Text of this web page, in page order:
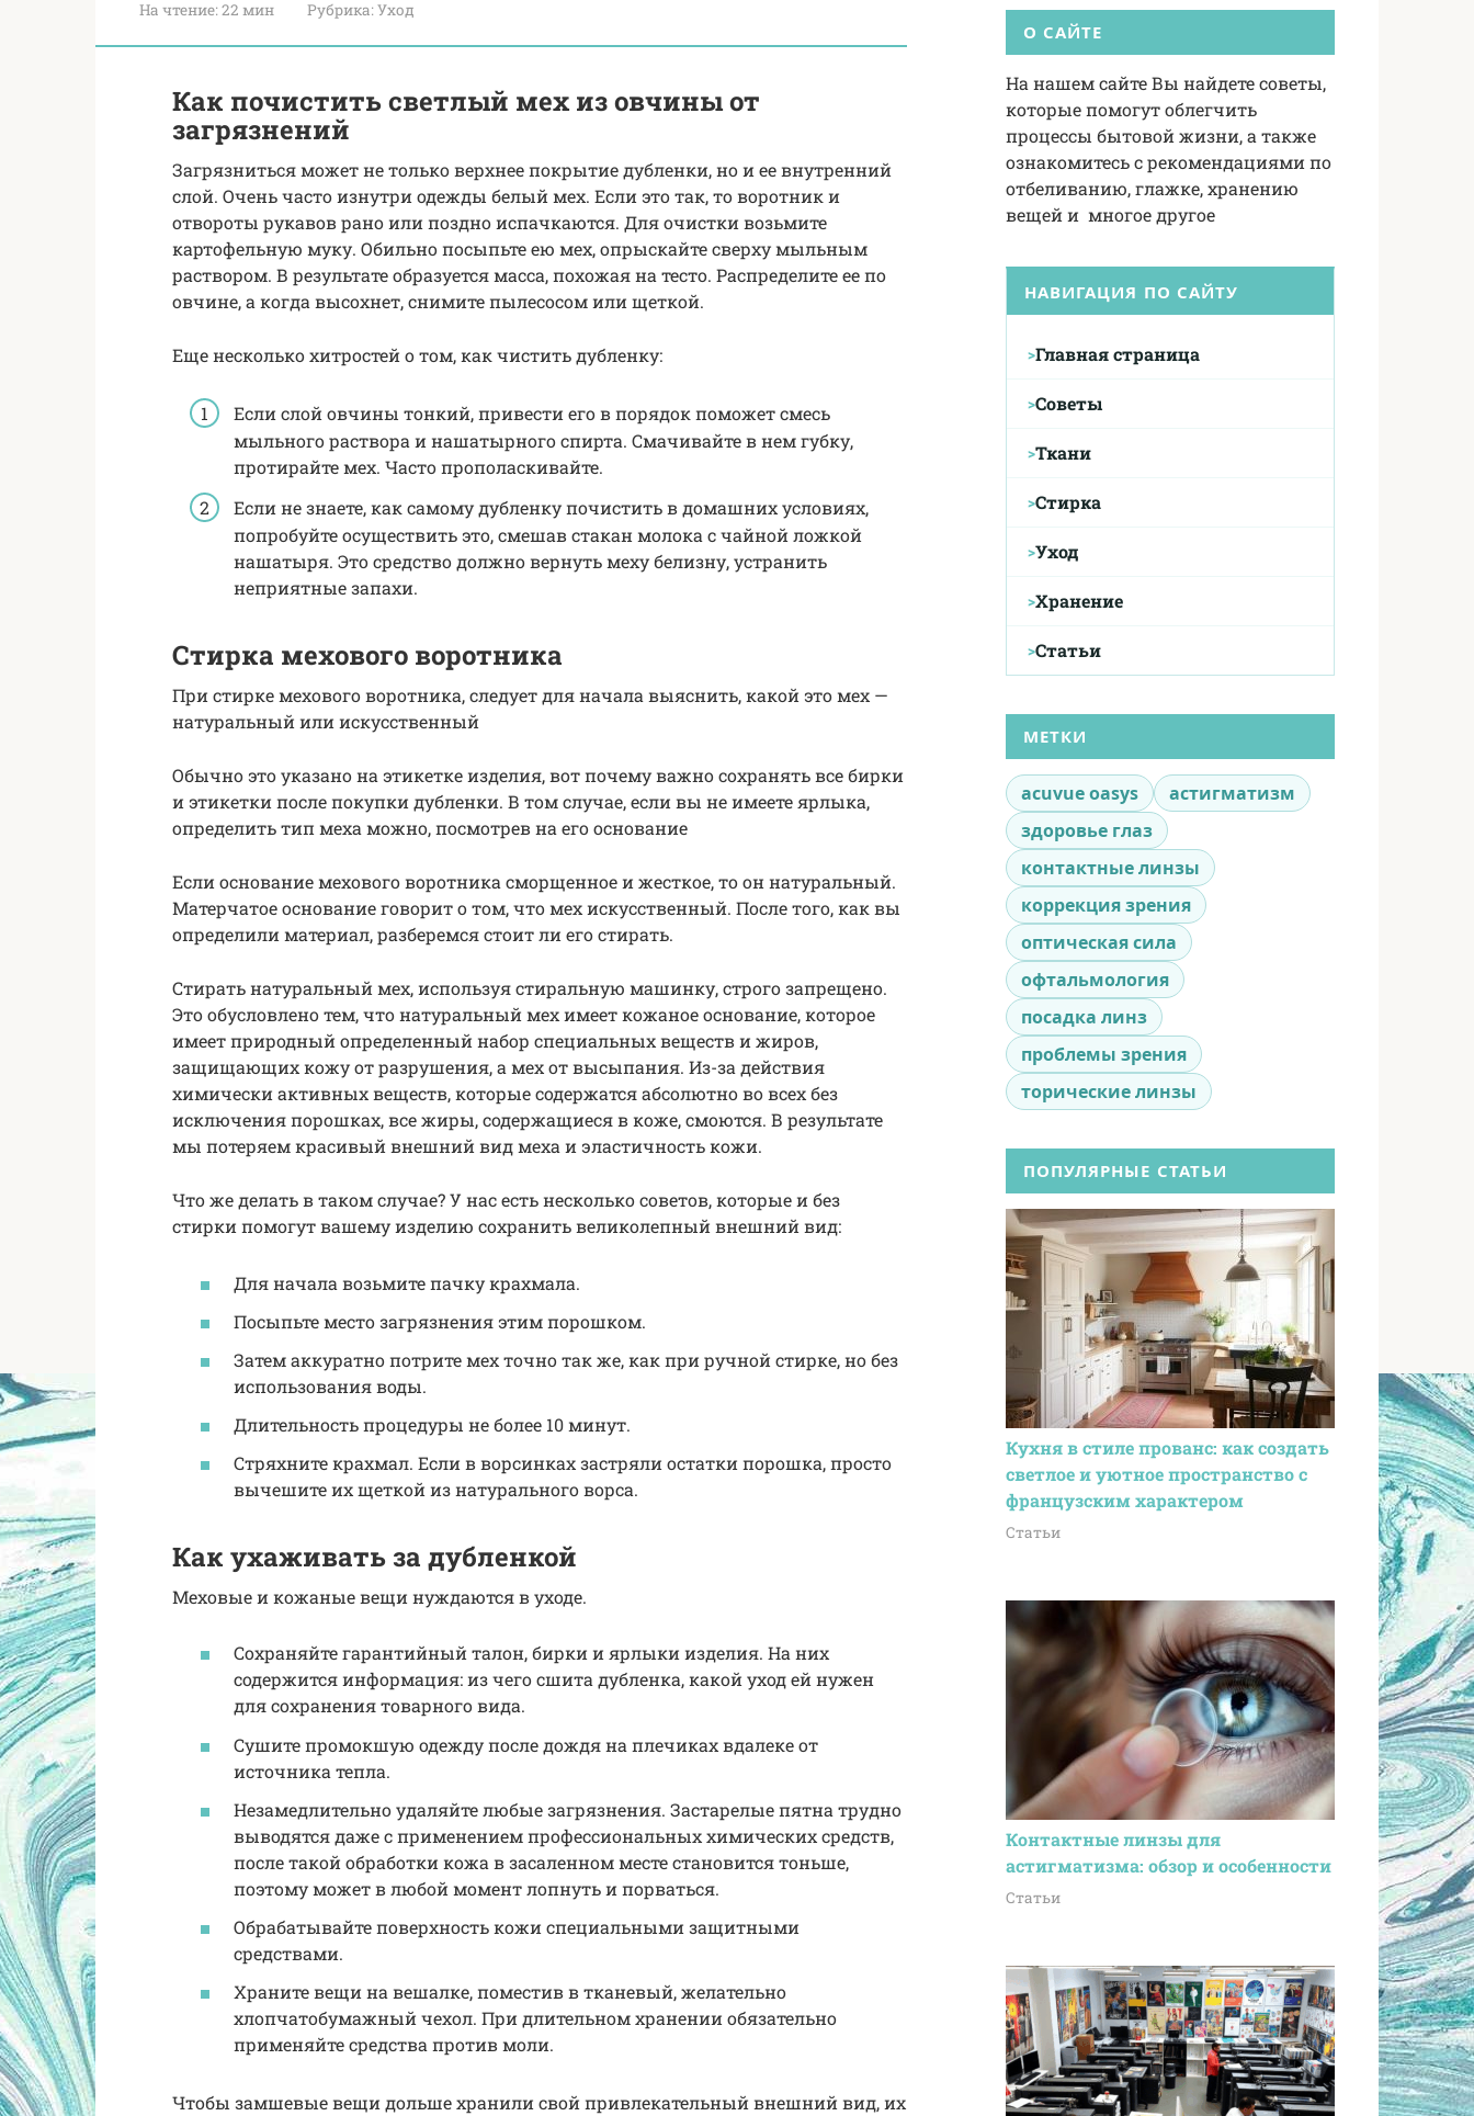
На чтение:22 мин Рубрика:Уход
Как почистить светлый мех из овчины от
загрязнений
Загрязниться может не только верхнее покрытие дубленки, но и ее внутренний
слой. Очень часто изнутри одежды белый мех. Если это так, то воротник и
отвороты рукавов рано или поздно испачкаются. Для очистки возьмите
картофельную муку. Обильно посыпьте ею мех, опрыскайте сверху мыльным
раствором. В результате образуется масса, похожая на тесто. Распределите ее по
овчине, а когда высохнет, снимите пылесосом или щеткой.
Еще несколько хитростей о том, как чистить дубленку:
Если слой овчины тонкий, привести его в порядок поможет смесь
мыльного раствора и нашатырного спирта. Смачивайте в нем губку,
протирайте мех. Часто прополаскивайте.
Если не знаете, как самому дубленку почистить в домашних условиях,
попробуйте осуществить это, смешав стакан молока с чайной ложкой
нашатыря. Это средство должно вернуть меху белизну, устранить
неприятные запахи.
Стирка мехового воротника
При стирке мехового воротника, следует для начала выяснить, какой это мех —
натуральный или искусственный
Обычно это указано на этикетке изделия, вот почему важно сохранять все бирки
и этикетки после покупки дубленки. В том случае, если вы не имеете ярлыка,
определить тип меха можно, посмотрев на его основание
Если основание мехового воротника сморщенное и жесткое, то он натуральный.
Матерчатое основание говорит о том, что мех искусственный. После того, как вы
определили материал, разберемся стоит ли его стирать.
Стирать натуральный мех, используя стиральную машинку, строго запрещено.
Это обусловлено тем, что натуральный мех имеет кожаное основание, которое
имеет природный определенный набор специальных веществ и жиров,
защищающих кожу от разрушения, а мех от высыпания. Из-за действия
химически активных веществ, которые содержатся абсолютно во всех без
исключения порошках, все жиры, содержащиеся в коже, смоются. В результате
мы потеряем красивый внешний вид меха и эластичность кожи.
Что же делать в таком случае? У нас есть несколько советов, которые и без
стирки помогут вашему изделию сохранить великолепный внешний вид:
Для начала возьмите пачку крахмала.
Посыпьте место загрязнения этим порошком.
Затем аккуратно потрите мех точно так же, как при ручной стирке, но без
использования воды.
Длительность процедуры не более 10 минут.
Стряхните крахмал. Если в ворсинках застряли остатки порошка, просто
вычешите их щеткой из натурального ворса.
Как ухаживать за дубленкой
Меховые и кожаные вещи нуждаются в уходе.
Сохраняйте гарантийный талон, бирки и ярлыки изделия. На них
содержится информация: из чего сшита дубленка, какой уход ей нужен
для сохранения товарного вида.
Сушите промокшую одежду после дождя на плечиках вдалеке от
источника тепла.
Незамедлительно удаляйте любые загрязнения. Застарелые пятна трудно
выводятся даже с применением профессиональных химических средств,
после такой обработки кожа в засаленном месте становится тоньше,
поэтому может в любой момент лопнуть и порваться.
Обрабатывайте поверхность кожи специальными защитными
средствами.
Храните вещи на вешалке, поместив в тканевый, желательно
хлопчатобумажный чехол. При длительном хранении обязательно
применяйте средства против моли.
Чтобы замшевые вещи дольше хранили свой привлекательный внешний вид, их
О САЙТЕ
На нашем сайте Вы найдете советы,
которые помогут облегчить
процессы бытовой жизни, а также
ознакомитесь с рекомендациями по
отбеливанию, глажке, хранению
вещей и многое другое
НАВИГАЦИЯ ПО САЙТУ
Главная страница
Советы
Ткани
Стирка
Уход
Хранение
Статьи
МЕТКИ
acuvue oasys
астигматизм
здоровье глаз
контактные линзы
коррекция зрения
оптическая сила
офтальмология
посадка линз
проблемы зрения
торические линзы
ПОПУЛЯРНЫЕ СТАТЬИ
Кухня в стиле прованс: как создать
светлое и уютное пространство с
французским характером
Статьи
Контактные линзы для
астигматизма: обзор и особенности
Статьи